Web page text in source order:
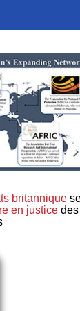
SUBSCRIBE
GIFT CARDS
OTHER
ABOUT US
ALEXA
ADJUST
britannique
en justicedes